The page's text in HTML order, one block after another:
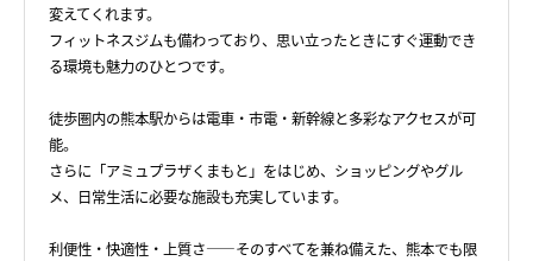
変えてくれます。
フィットネスジムも備わっており、思い立ったときにすぐ運動でき
る環境も魅力のひとつです。
徒歩圏内の熊本駅からは電車・市電・新幹線と多彩なアクセスが可
能。
さらに「アミュプラザくまもと」をはじめ、ショッピングやグル
メ、日常生活に必要な施設も充実しています。
利便性・快適性・上質さ――そのすべてを兼ね備えた、熊本でも限